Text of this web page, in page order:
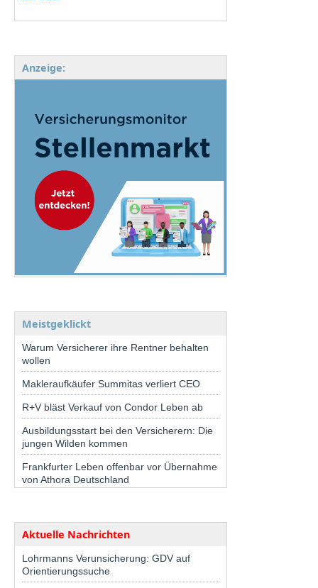
Anzeige:
Meistgeklickt
Warum Versicherer ihre Rentner behalten
wollen
Makleraufkäufer Summitas verliert CEO
R+V bläst Verkauf von Condor Leben ab
Ausbildungsstart bei den Versicherern: Die
jungen Wilden kommen
Frankfurter Leben offenbar vor Übernahme
von Athora Deutschland
Aktuelle Nachrichten
Lohrmanns Verunsicherung: GDV auf
Orientierungssuche